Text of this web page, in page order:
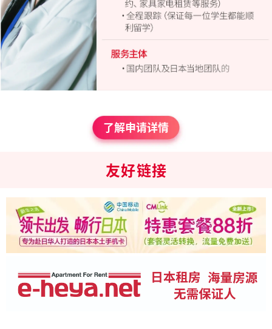
了解申请详情
友好链接